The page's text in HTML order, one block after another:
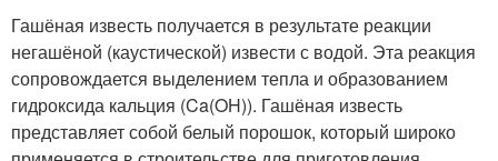
Гашёная известь получается в результате реакции
негашёной (каустической) извести с водой. Эта реакция
сопровождается выделением тепла и образованием
гидроксида кальция (Ca(OH)). Гашёная известь
представляет собой белый порошок, который широко